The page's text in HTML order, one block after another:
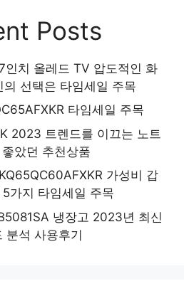
Posts
인치 올레드 TV 압도적인 화
선택은 타임세일 주목
타임세일 주목
2023 트렌드를 이끄는 노트
았던 추천상품
가성비 갑
가지 타임세일 주목
냉장고 2023년 최신
분석 사용후기